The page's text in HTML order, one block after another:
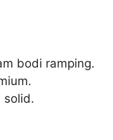
bodi ramping.
solid.